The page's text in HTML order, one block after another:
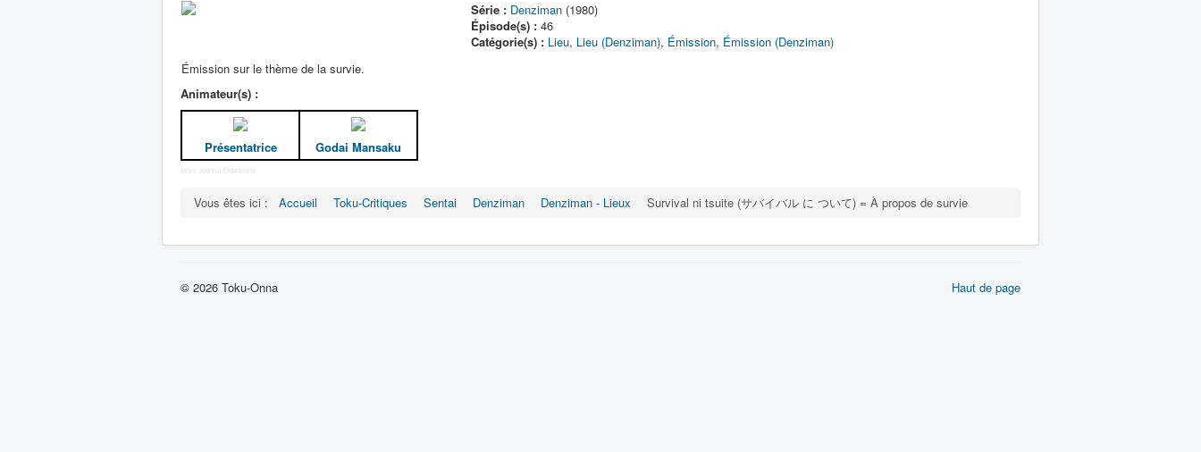
Série : Denziman(1980)
Épisode(s) :46
Catégorie(s) : Lieu, Lieu (Denziman), Émission, Émission (Denziman)
Émission sur le thème de la survie.
Animateur(s) :
Présentatrice Godai Mansaku
More Joomla Extensions
Vous êtes ici : Accueil Toku-Critiques Sentai Denziman Denziman - Lieux Survival ni tsuite (サバイバル に ついて) = À propos de survie
Haut de page
© 2026 Toku-Onna